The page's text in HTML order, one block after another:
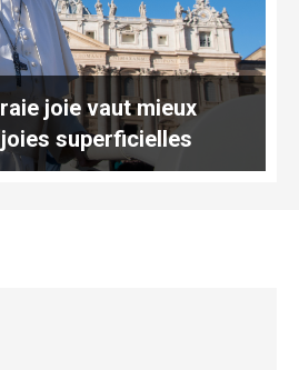
joie vaut mieux
superficielles